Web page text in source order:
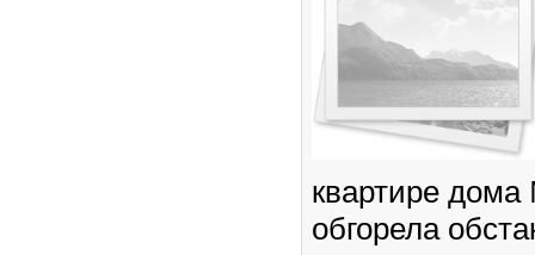
квартире
обгорела